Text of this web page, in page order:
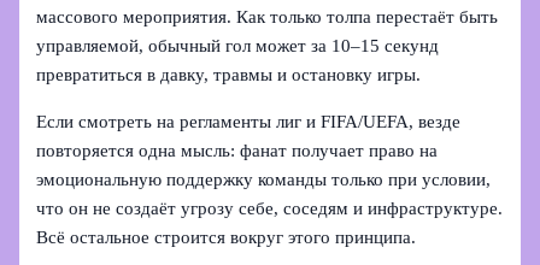
массового мероприятия. Как только толпа перестаёт быть
управляемой, обычный гол может за 10–15 секунд
превратиться в давку, травмы и остановку игры.
Если смотреть на регламенты лиг и FIFA/UEFA, везде
повторяется одна мысль: фанат получает право на
эмоциональную поддержку команды только при условии,
что он не создаёт угрозу себе, соседям и инфраструктуре.
Всё остальное строится вокруг этого принципа.